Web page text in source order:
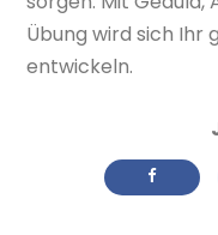
Übung wird sich Ihr
entwickeln.